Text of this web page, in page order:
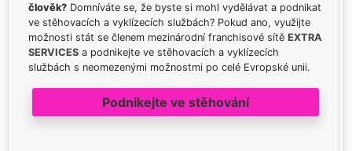
člověk? Domníváte se, že byste si mohl vydělávat a podnikat
ve stěhovacích a vyklízecích službách? Pokud ano, využijte
možnosti stát se členem mezinárodní franchisové sítě EXTRA
SERVICES a podnikejte ve stěhovacích a vyklízecích
službách s neomezenými možnostmi po celé Evropské unii.
Podnikejte ve stěhování